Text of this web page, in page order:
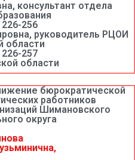
консультант отдела
256
руководитель РЦОИ
области
257
области
бюрократической
работников
Шимановского
округа